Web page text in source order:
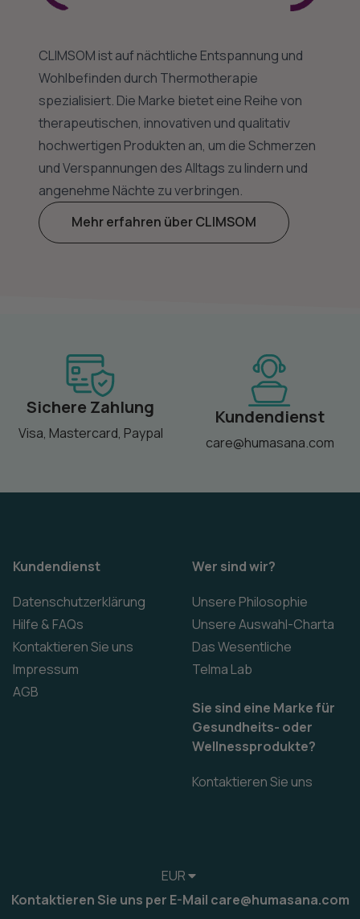
CLIMSOM ist auf nächtliche Entspannung und
Wohlbefinden durch Thermotherapie
spezialisiert. Die Marke bietet eine Reihe von
therapeutischen, innovativen und qualitativ
hochwertigen Produkten an, um die Schmerzen
und Verspannungen des Alltags zu lindern und
angenehme Nächte zu verbringen.
Mehr erfahren über CLIMSOM
Sichere Zahlung
Visa, Mastercard, Paypal
Kundendienst
care@humasana.com
Kundendienst
Datenschutzerklärung
Hilfe & FAQs
Kontaktieren Sie uns
Impressum
AGB
Wer sind wir?
Unsere Philosophie
Unsere Auswahl-Charta
Das Wesentliche
Telma Lab
Sie sind eine Marke für
Gesundheits- oder
Wellnessprodukte?
Kontaktieren Sie uns
EUR
Kontaktieren Sie uns per E-Mail care@humasana.com